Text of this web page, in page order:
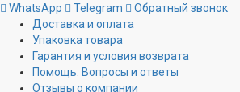
WhatsApp
Telegram
Обратный звонок
Доставка и оплата
Упаковка товара
Гарантия и условия возврата
Помощь. Вопросы и ответы
Отзывы о компании